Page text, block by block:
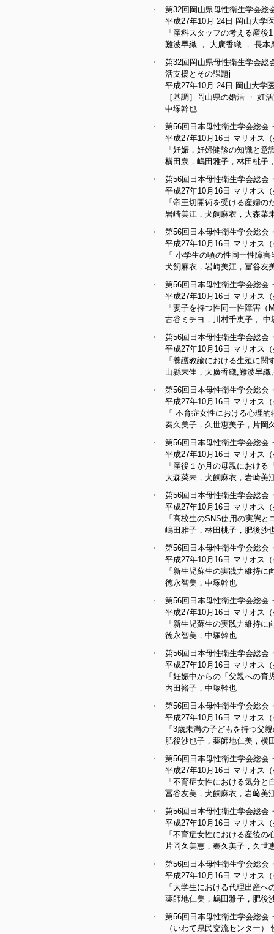
第32回岡山県母性衛生学会総
平成27年10月 24日 岡山大学
「産科スタッフの考える産
難波早織 ， 大廣香織 ， 長本
第32回岡山県母性衛生学会
活支援とその課題j
平成27年10月 24日 岡山大学
［基調］岡山県の婚活 ・ 妊
中塚幹也
第56回日本母性衛生学会総会
平成27年10月16日 マリオス
「妊娠，妊婦健診の知識と
横田泉，嶋田雅子，林田桃子
第56回日本母性衛生学会総会
平成27年10月16日 マリオス
「帝王切開術を受ける産婦
岩崎美江，犬飼麻衣，大森菜
第56回日本母性衛生学会総会
平成27年10月16日 マリオス
「 小学生の頃の性同一性障
犬飼麻衣，岩崎美江，冨谷友
第56回日本母性衛生学会総会
平成27年10月16日 マリオス
「妻子を持つ性同一性障害
古谷ミチヨ，川村千恵子， 中
第56回日本母性衛生学会総会
平成27年10月16日 マリオス
「養護教諭における生殖に
山縣末佳，大廣香織,難波早
第56回日本母性衛生学会総会
平成27年10月16日 マリオス
「 不育症女性における心理
秦久美子，久世恵美子，片岡
第56回日本母性衛生学会総会
平成27年10月16日 マリオス
「産後１か月の母親におけ
大森菜未，犬飼麻衣，岩崎美
第56回日本母性衛生学会総会
平成27年10月16日 マリオス
「高校生のSNS使用の実態
嶋田雅子，林田桃子，肥後沙
第56回日本母性衛生学会総会
平成27年10月16日 マリオス
「新生児蘇生の実践力維持
徳永智美，中塚幹也
第56回日本母性衛生学会総会
平成27年10月16日 マリオス
「新生児蘇生の実践力維持
徳永智美，中塚幹也
第56回日本母性衛生学会総会
平成27年10月16日 マリオス
「妊娠中からの「父親への
内田裕子，中塚幹也
第56回日本母性衛生学会総会
平成27年10月16日 マリオス
「3歳未満の子どもを持つ父
肥後沙也子，薬師地仁美，横
第56回日本母性衛生学会総会
平成27年10月16日 マリオス
「不育症女性における気分と
冨谷友美，犬飼麻衣，岩﨑美
第56回日本母性衛生学会総会
平成27年10月16日 マリオス
「不育症女性における産後
片岡久美恵，秦久美子，久世
第56回日本母性衛生学会総会
平成27年10月16日 マリオス
「大学生における代理出産
薬師地仁美，嶋田雅子，肥後
第56回日本母性衛生学会総会
（いわて県民交流センター